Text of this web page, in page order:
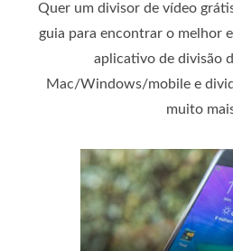
Quer um divisor de vídeo
guia para encontrar o melhor
aplicativo de divisão
Mac/Windows/mobile e
muito